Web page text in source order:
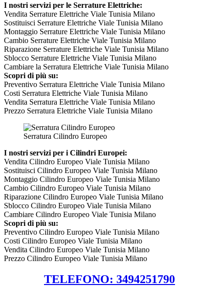
I nostri servizi per le Serrature Elettriche:
Vendita Serrature Elettriche Viale Tunisia Milano
Sostituisci Serrature Elettriche Viale Tunisia Milano
Montaggio Serrature Elettriche Viale Tunisia Milano
Cambio Serrature Elettriche Viale Tunisia Milano
Riparazione Serrature Elettriche Viale Tunisia Milano
Sblocco Serrature Elettriche Viale Tunisia Milano
Cambiare la Serratura Elettriche Viale Tunisia Milano
Scopri di più su:
Preventivo Serratura Elettriche Viale Tunisia Milano
Costi Serratura Elettriche Viale Tunisia Milano
Vendita Serratura Elettriche Viale Tunisia Milano
Prezzo Serratura Elettriche Viale Tunisia Milano
Serratura Cilindro Europeo
I nostri servizi per i Cilindri Europei:
Vendita Cilindro Europeo Viale Tunisia Milano
Sostituisci Cilindro Europeo Viale Tunisia Milano
Montaggio Cilindro Europeo Viale Tunisia Milano
Cambio Cilindro Europeo Viale Tunisia Milano
Riparazione Cilindro Europeo Viale Tunisia Milano
Sblocco Cilindro Europeo Viale Tunisia Milano
Cambiare Cilindro Europeo Viale Tunisia Milano
Scopri di più su:
Preventivo Cilindro Europeo Viale Tunisia Milano
Costi Cilindro Europeo Viale Tunisia Milano
Vendita Cilindro Europeo Viale Tunisia Milano
Prezzo Cilindro Europeo Viale Tunisia Milano
TELEFONO: 3494251790